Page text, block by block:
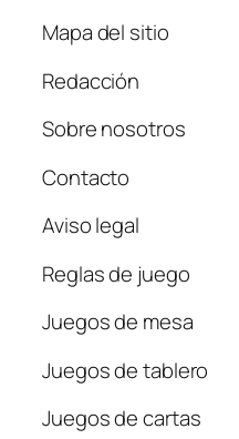
Mapa del sitio
Redacción
Sobre nosotros
Contacto
Aviso legal
Reglas de juego
Juegos de mesa
Juegos de tablero
Juegos de cartas